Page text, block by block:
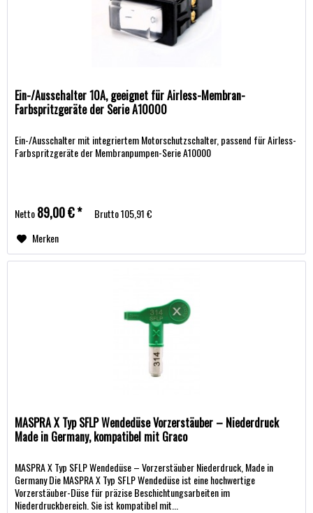
Ein-/Ausschalter 10A, geeignet für Airless-Membran-
Farbspritzgeräte der Serie A10000
Ein-/Ausschalter mit integriertem Motorschutzschalter, passend für Airless-
Farbspritzgeräte der Membranpumpen-Serie A10000
Netto89,00 € * Brutto105,91 €
Merken
MASPRA X Typ SFLP Wendedüse Vorzerstäuber – Niederdruck
Made in Germany, kompatibel mit Graco
MASPRA X Typ SFLP Wendedüse – Vorzerstäuber Niederdruck, Made in
Germany Die MASPRA X Typ SFLP Wendedüse ist eine hochwertige
Vorzerstäuber-Düse für präzise Beschichtungsarbeiten im
Niederdruckbereich. Sie ist kompatibel mit...